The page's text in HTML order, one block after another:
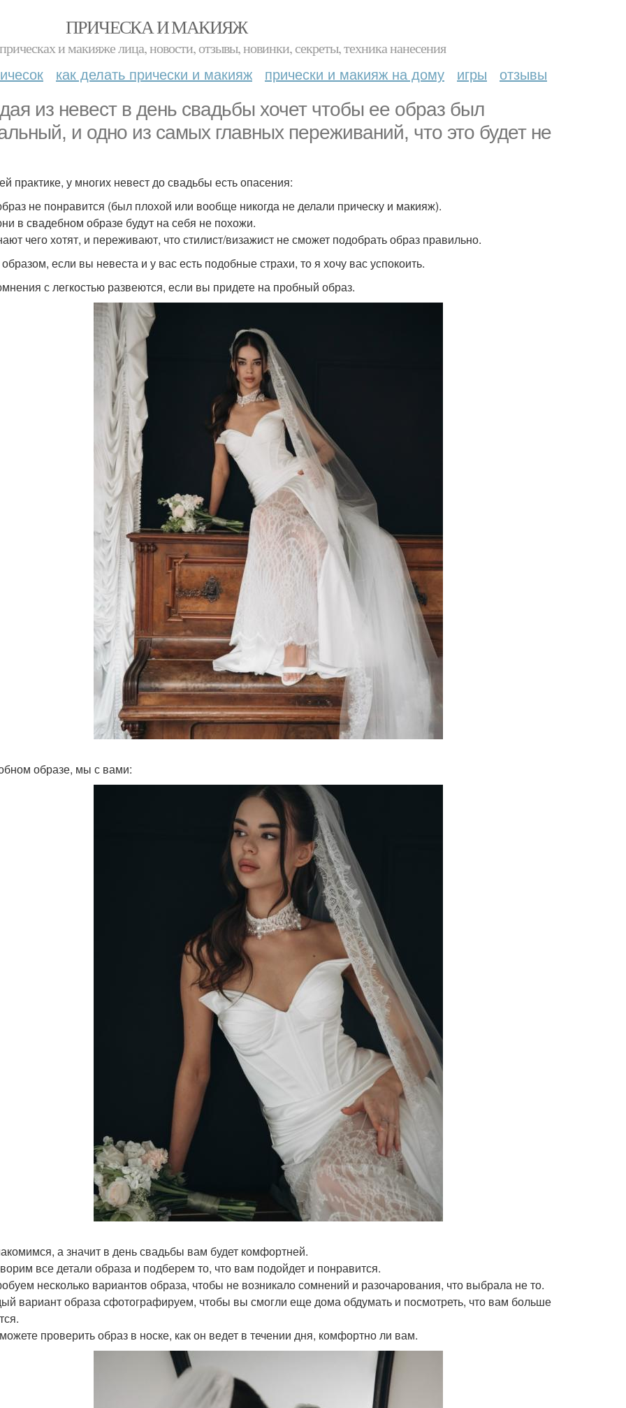
ПРИЧЕСКА И МАКИЯЖ
и макияже лица, новости, отзывы, новинки, секреты, техника нанесения
как делать прически и макияж прически и макияж на дому игры отзывы
из невест в день свадьбы хочет чтобы ее образ был
и одно из самых главных переживаний, что это будет не
практике, у многих невест до свадьбы есть опасения:
не понравится (был плохой или вообще никогда не делали прическу и макияж).
в свадебном образе будут на себя не похожи.
чего хотят, и переживают, что стилист/визажист не сможет подобрать образ правильно.
если вы невеста и у вас есть подобные страхи, то я хочу вас успокоить.
с легкостью развеются, если вы придете на пробный образ.
образе, мы с вами:
а значит в день свадьбы вам будет комфортней.
все детали образа и подберем то, что вам подойдет и понравится.
несколько вариантов образа, чтобы не возникало сомнений и разочарования, что выбрала не то.
вариант образа сфотографируем, чтобы вы смогли еще дома обдумать и посмотреть, что вам больше
проверить образ в носке, как он ведет в течении дня, комфортно ли вам.